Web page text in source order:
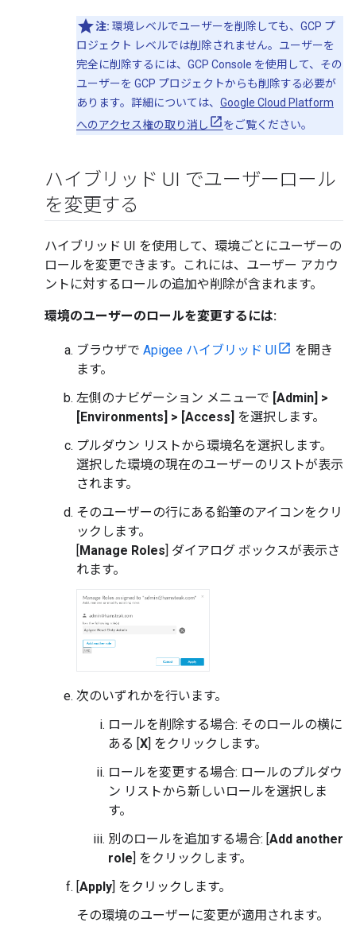
注: 環境レベルでユーザーを削除しても、GCP プ
ロジェクト レベルでは削除されません。ユーザーを
完全に削除するには、GCP Console を使用して、その
ユーザーを GCP プロジェクトからも削除する必要が
あります。詳細については、 Google Cloud Platform
へのアクセス権の取り消し
をご覧ください。
ハイブリッド UI でユーザーロール
を変更する
ハイブリッド UI を使用して、環境ごとにユーザーの
ロールを変更できます。これには、ユーザー アカウ
ントに対するロールの追加や削除が含まれます。
環境のユーザーのロールを変更するには:
ブラウザで Apigee ハイブリッド UI
を開き
ます。
左側のナビゲーション メニューで [Admin] >
[Environments] > [Access] を選択します。
プルダウン リストから環境名を選択します。
選択した環境の現在のユーザーのリストが表示
されます。
そのユーザーの行にある鉛筆のアイコンをクリ
ックします。
[Manage Roles] ダイアログ ボックスが表示さ
れます。
次のいずれかを行います。
ロールを削除する場合: そのロールの横に
ある [ X ] をクリックします。
ロールを変更する場合: ロールのプルダウ
ン リストから新しいロールを選択しま
す。
別のロールを追加する場合: [ Add another
role ] をクリックします。
Apply ] をクリックします。
その環境のユーザーに変更が適用されます。